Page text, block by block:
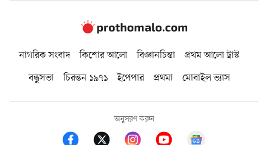
নাগরিক সংবাদ কিশোর আলো বিজ্ঞানচিন্তা
প্রথম আলো ট্রাস্ট
বন্ধুসভা
চিরন্তন ১৯৭১ ইপেপার প্রথমা মোবাইল ভ্যাস
অনুসরণ করুন